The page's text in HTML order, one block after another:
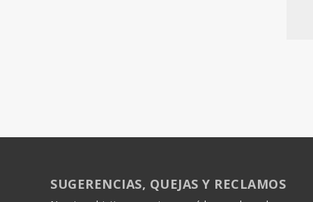
SUGERENCIAS, QUEJAS Y RECLAMOS